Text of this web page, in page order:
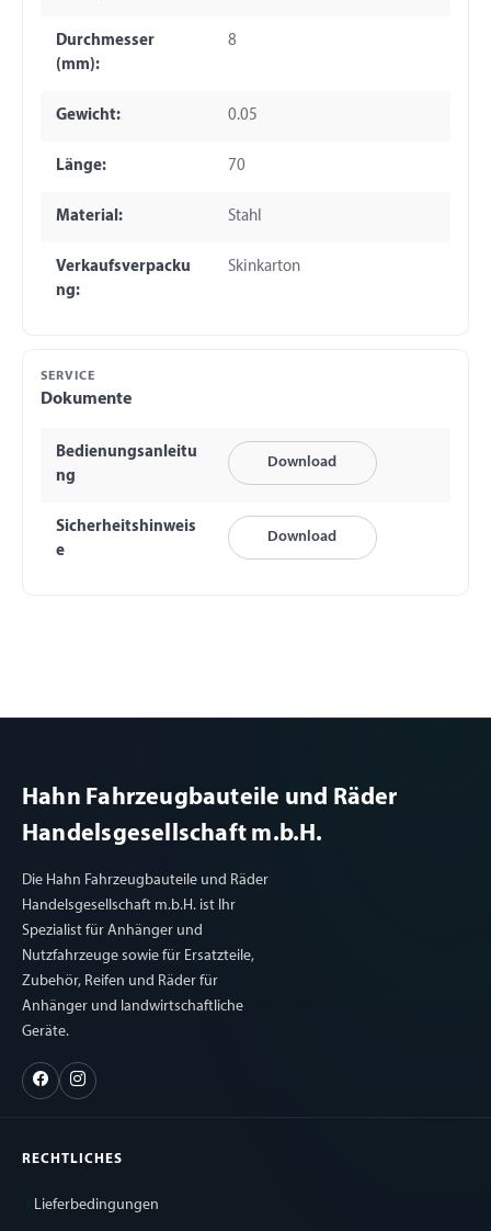
Durchmesser
(mm):
8
Gewicht: 0.05
Länge: 70
Material: Stahl
Verkaufsverpacku
ng:
Skinkarton
SERVICE
Dokumente
Bedienungsanleitu
ng
Download
Sicherheitshinweis
e
Download
Hahn Fahrzeugbauteile und Räder
Handelsgesellschaft m.b.H.
Die Hahn Fahrzeugbauteile und Räder
Handelsgesellschaft m.b.H. ist Ihr
Spezialist für Anhänger und
Nutzfahrzeuge sowie für Ersatzteile,
Zubehör, Reifen und Räder für
Anhänger und landwirtschaftliche
Geräte.
RECHTLICHES
Lieferbedingungen